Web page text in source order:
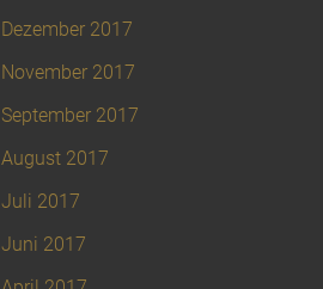
Dezember 2017
November 2017
September 2017
August 2017
Juli 2017
Juni 2017